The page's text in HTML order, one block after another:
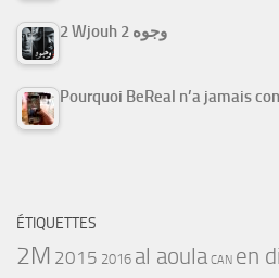
2 Wjouh 2 وجوه
Pourquoi BeReal n’a jamais
ÉTIQUETTES
2M 2015 2016 al aoula CAN en